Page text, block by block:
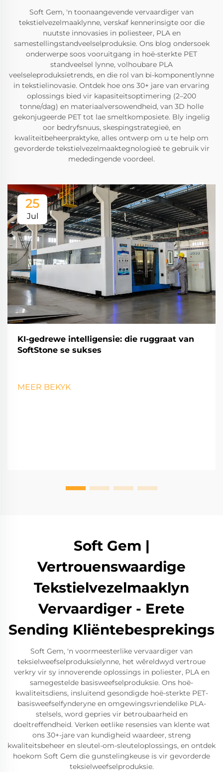
Soft Gem, 'n toonaangevende vervaardiger van
tekstielvezelmaaklynne, verskaf kennerinsigte oor die
nuutste innovasies in poliesteer, PLA en
samestellingstandveelselproduksie. Ons blog ondersoek
onderwerpe soos vooruitgang in hoë-sterkte PET
standveelsel lynne, volhoubare PLA
veelseleproduksietrends, en die rol van bi-komponentlynne
in tekstielinovasie. Ontdek hoe ons 30+ jare van ervaring
oplossings bied vir kapasiteitsoptimering (2–200
tonne/dag) en materiaalversowendheid, van 3D holle
gekonjugeerde PET tot lae smeltkomposiete. Bly ingelig
oor bedryfsnuus, skespingstrategieë, en
kwaliteitbeheerpraktyke, alles ontwerp om u te help om
gevorderde tekstielvezelmaaktegnologieë te gebruik vir
mededingende voordeel.
25
Jul
KI-gedrewe intelligensie: die ruggraat van
SoftStone se sukses
MEER BEKYK
Soft Gem |
Vertrouenswaardige
Tekstielvezelmaaklyn
Vervaardiger - Erete
Sending Kliëntebesprekings
Soft Gem, 'n voormeesterlike vervaardiger van
teksielweefselproduksielynne, het wêreldwyd vertroue
verkry vir sy innoverende oplossings in poliester, PLA en
samegestelde basisweefselproduksie. Ons hoë-
kwaliteitsdiens, insluitend gesondigde hoë-sterkte PET-
basisweefselfynderyne en omgewingsvriendelike PLA-
stelsels, word gepries vir betroubaarheid en
doeltreffendheid. Verken eetlike resensies van klente wat
ons 30+-jare van kundigheid waardeer, streng
kwaliteitsbeheer en sleutel-om-sleuteloplossings, en ontdek
hoekom Soft Gem die gunstelingkeuse is vir gevorderde
teksielweefselproduksie.